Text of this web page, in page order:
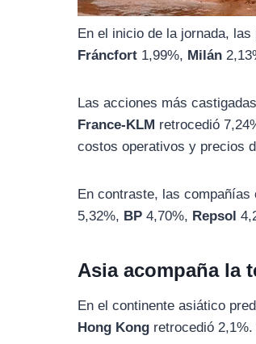
En el inicio de la jornada,
Fráncfort 1,99%, Milán
Las acciones más
France-KLM retrocedió
costos operativos y precios
En contraste, las
5,32%, BP 4,70%, Repsol
Asia acompaña la
En el continente asiático
Hong Kong retrocedió